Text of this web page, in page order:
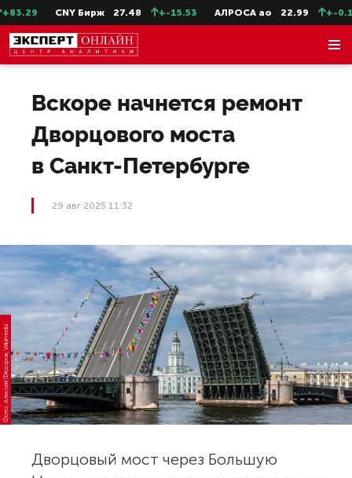
CNY Бирж 27.48 +-15.53 АЛРОСА ао 22.99 +-0.11
Вскоре начнется ремонт
Дворцового моста
в Санкт-Петербурге
29 авг 2025 11:32
Фото: Алексей Фёдоров, Wikimedia
Дворцовый мост через Большую